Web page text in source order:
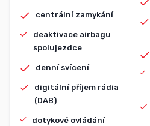
centrální zamykání
deaktivace airbagu
spolujezdce
denní svícení
digitální příjem rádia
(DAB)
dotykové ovládání